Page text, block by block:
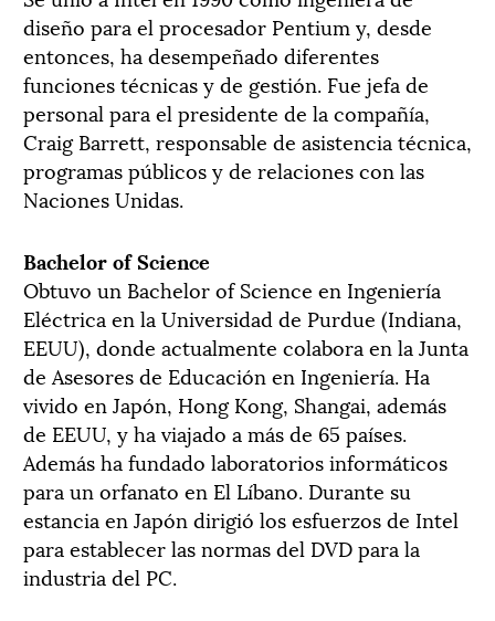
diseño para el procesador Pentium y, desde
entonces, ha desempeñado diferentes
funciones técnicas y de gestión. Fue jefa de
personal para el presidente de la compañía,
Craig Barrett, responsable de asistencia técnica,
programas públicos y de relaciones con las
Naciones Unidas.
Bachelor of Science
Obtuvo un Bachelor of Science en Ingeniería
Eléctrica en la Universidad de Purdue (Indiana,
EEUU), donde actualmente colabora en la Junta
de Asesores de Educación en Ingeniería. Ha
vivido en Japón, Hong Kong, Shangai, además
de EEUU, y ha viajado a más de 65 países.
Además ha fundado laboratorios informáticos
para un orfanato en El Líbano. Durante su
estancia en Japón dirigió los esfuerzos de Intel
para establecer las normas del DVD para la
industria del PC.